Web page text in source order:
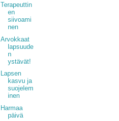
Terapeuttin
en
siivoami
nen
Arvokkaat
lapsuude
n
ystävät!
Lapsen
kasvu ja
suojelem
inen
Harmaa
päivä